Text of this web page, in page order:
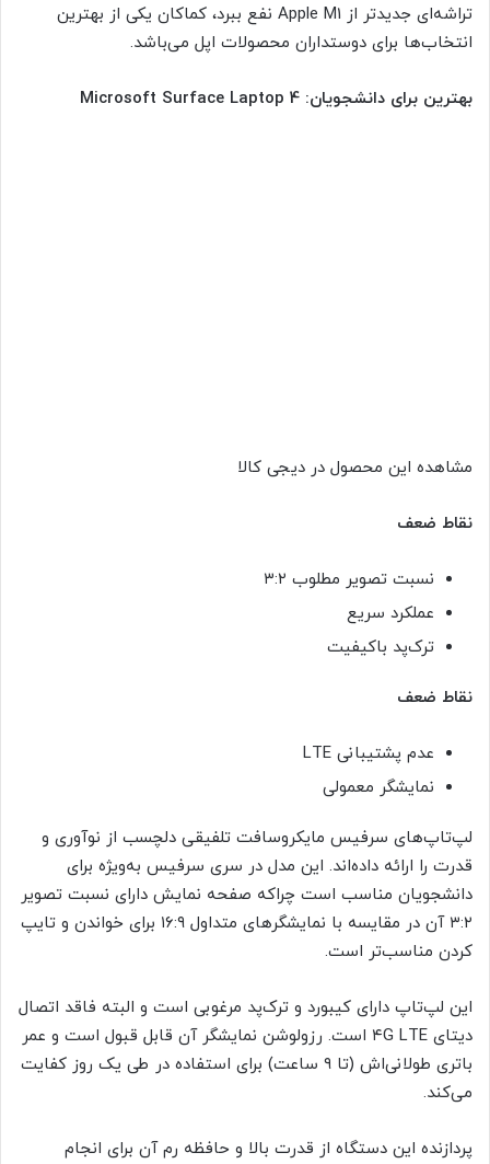
تراشه‌ای جدیدتر از Apple M1 نفع ببرد، کماکان یکی از بهترین
انتخاب‌ها برای دوستداران محصولات اپل می‌باشد.
بهترین برای دانشجویان: Microsoft Surface Laptop 4
مشاهده این محصول در دیجی کالا
نقاط ضعف
نسبت تصویر مطلوب ۳:۲
عملکرد سریع
ترک‌پد باکیفیت
نقاط ضعف
عدم پشتیبانی LTE
نمایشگر معمولی
لپ‌تاپ‌های سرفیس مایکروسافت تلفیقی دلچسب از نوآوری و
قدرت را ارائه داده‌اند. این مدل در سری سرفیس به‌ویژه برای
دانشجویان مناسب است چراکه صفحه نمایش دارای نسبت تصویر
۳:۲ آن در مقایسه با نمایشگرهای متداول ۱۶:۹ برای خواندن و تایپ
کردن مناسب‌تر است.
این لپ‌تاپ دارای کیبورد و ترک‌پد مرغوبی است و البته فاقد اتصال
دیتای ۴G LTE است. رزولوشن نمایشگر آن قابل قبول است و عمر
باتری طولانی‌اش (تا ۹ ساعت) برای استفاده در طی یک روز کفایت
می‌کند.
پردازنده این دستگاه از قدرت بالا و حافظه رم آن برای انجام